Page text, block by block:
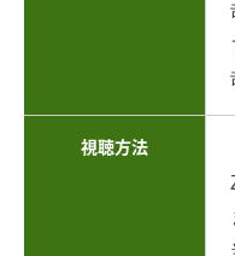
視聴方法